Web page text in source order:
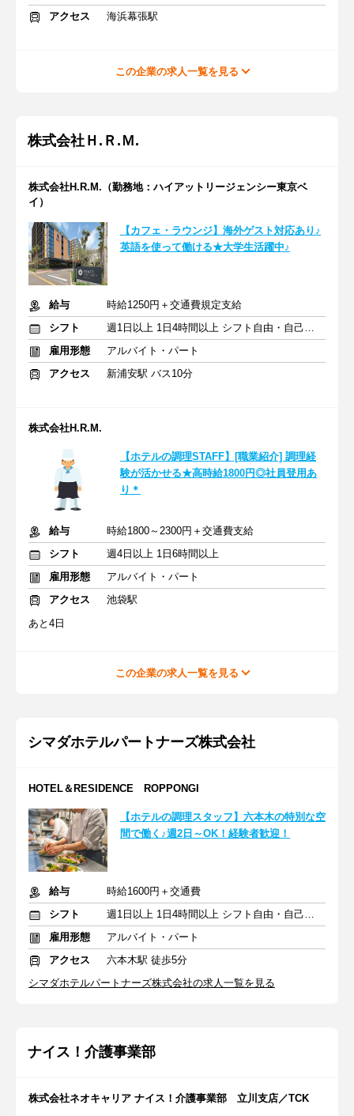
アクセス
海浜幕張駅
この企業の求人一覧を見る
株式会社Ｈ.Ｒ.Ｍ.
株式会社H.R.M.（勤務地：ハイアットリージェンシー東京ベ
イ）
【カフェ・ラウンジ】海外ゲスト対応あり♪
英語を使って働ける★大学生活躍中♪
給与
時給1250円＋交通費規定支給
シフト
週1日以上 1日4時間以上 シフト自由・自己申告
雇用形態
アルバイト・パート
アクセス
新浦安駅 バス10分
株式会社H.R.M.
【ホテルの調理STAFF】[職業紹介] 調理経
験が活かせる★高時給1800円◎社員登用あ
り＊
給与
時給1800～2300円＋交通費支給
シフト
週4日以上 1日6時間以上
雇用形態
アルバイト・パート
アクセス
池袋駅
あと4日
この企業の求人一覧を見る
シマダホテルパートナーズ株式会社
HOTEL＆RESIDENCE ROPPONGI
【ホテルの調理スタッフ】六本木の特別な空
間で働く♪週2日～OK！経験者歓迎！
給与
時給1600円＋交通費
シフト
週1日以上 1日4時間以上 シフト自由・自己申告
雇用形態
アルバイト・パート
アクセス
六本木駅 徒歩5分
シマダホテルパートナーズ株式会社の求人一覧を見る
ナイス！介護事業部
株式会社ネオキャリア ナイス！介護事業部 立川支店／TCK